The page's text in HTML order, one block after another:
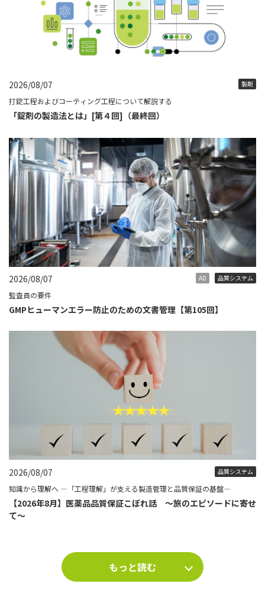
2026/08/07 製剤
打錠工程およびコーティング工程について解説する
「錠剤の製造法とは」[第４回]（最終回）
2026/08/07 AD 品質システム
監査員の要件
GMPヒューマンエラー防止のための文書管理【第105回】
2026/08/07 品質システム
知識から理解へ ―「工程理解」が支える製造管理と品質保証の基盤―
【2026年8月】医薬品品質保証こぼれ話 ～旅のエピソードに寄せ
て～
もっと読む